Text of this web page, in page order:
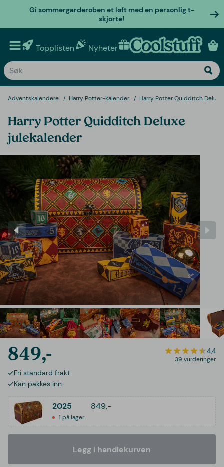
Gi sommergarderoben et løft med en personlig t-
skjorte!
Topplisten Nyheter Personlige gaver
Adventskalendere Harry Potter-kalender Harry Potter Quidditch
Harry Potter Quidditch Deluxe
julekalender
849,- 4,4
39 vurderinger
Fri standard frakt
Kan pakkes inn
2025 849,-
1 på lager
Legg i handlekurven